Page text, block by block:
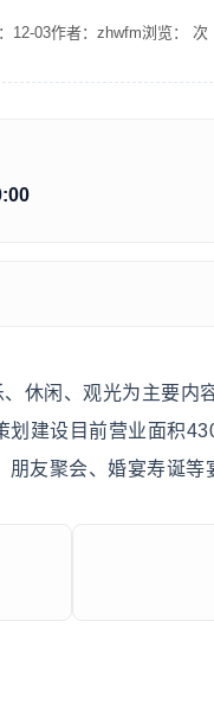
12-03作者：zhwfm浏览： 次
休闲、观光为主要内
建设目前营业面积
友聚会、婚宴寿诞等